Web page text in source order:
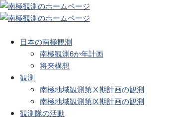
日本の南極観測
南極観測6か年計画
将来構想
観測
南極地域観測第Ⅹ期計画の観測
南極地域観測第Ⅸ期計画の観測
観測隊の活動